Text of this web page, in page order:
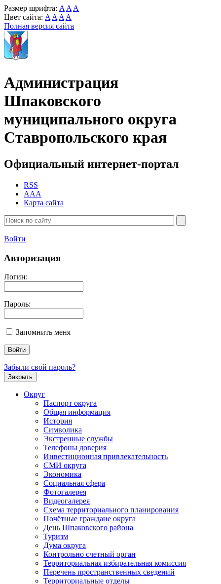
Размер шрифта: A A A
Цвет сайта: A A A A
Полная версия сайта
Администрация
Шпаковского
муниципального округа
Ставропольского края
Официальный интернет-портал
RSS
AAA
Карта сайта
Войти
Авторизация
Логин:
Пароль:
Запомнить меня
Забыли свой пароль?
Закрыть
Округ
Паспорт округа
Общая информация
История
Символика
Экстренные службы
Телефоны доверия
Инвестиционная привлекательность
СМИ округа
Экономика
Социальная сфера
Фотогалерея
Видеогалерея
Схема территориального планирования
Почётные граждане округа
День Шпаковского района
Туризм
Дума округа
Контрольно счетный орган
Территориальная избирательная комиссия
Перечень пространственных сведений
Территориальные отделы